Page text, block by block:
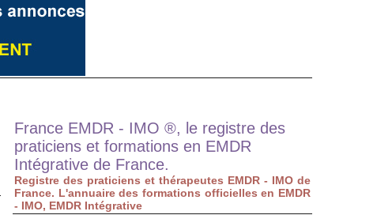
France EMDR - IMO ®, le registre des
praticiens et formations en EMDR
Intégrative de France.
Registre des praticiens et thérapeutes EMDR - IMO de
France. L'annuaire des formations officielles en EMDR
- IMO, EMDR Intégrative